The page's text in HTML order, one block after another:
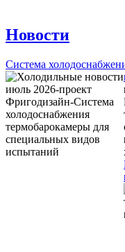
Новости
Система